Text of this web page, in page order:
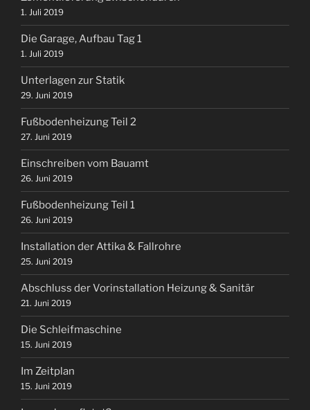
1. Juli 2019
Die Garage, Aufbau Tag 1
1. Juli 2019
Unterlagen zur Statik
29. Juni 2019
Fußbodenheizung Teil 2
27. Juni 2019
Einschreiben vom Bauamt
26. Juni 2019
Fußbodenheizung Teil 1
26. Juni 2019
Installation der Attika & Fallrohre
25. Juni 2019
Abschluss der Vorinstallation Heizung & Sanitär
21. Juni 2019
Die Schleifmaschine
15. Juni 2019
Im Zeitplan
15. Juni 2019